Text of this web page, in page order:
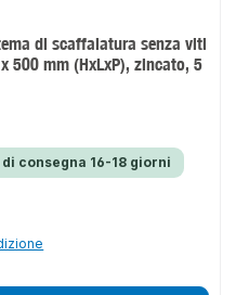
di scaffalatura senza viti
500 mm (HxLxP), zincato, 5
consegna 16-18 giorni